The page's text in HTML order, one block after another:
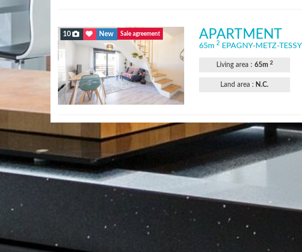
10 New Sale agreement APARTMENT
65m 2 EPAGNY-METZ-TESSY
Living area : 65m 2
Land area : N.C.